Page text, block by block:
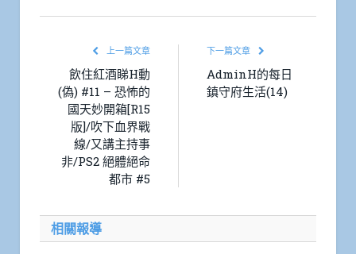
上一篇文章
飲住紅酒睇H動
(偽) #11 – 恐怖的
國天妙開箱[R15
版]/吹下血界戰
線/又講主持事
非/PS2 絕體絕命
都市 #5
下一篇文章
AdminH的每日
鎮守府生活(14)
相關報導